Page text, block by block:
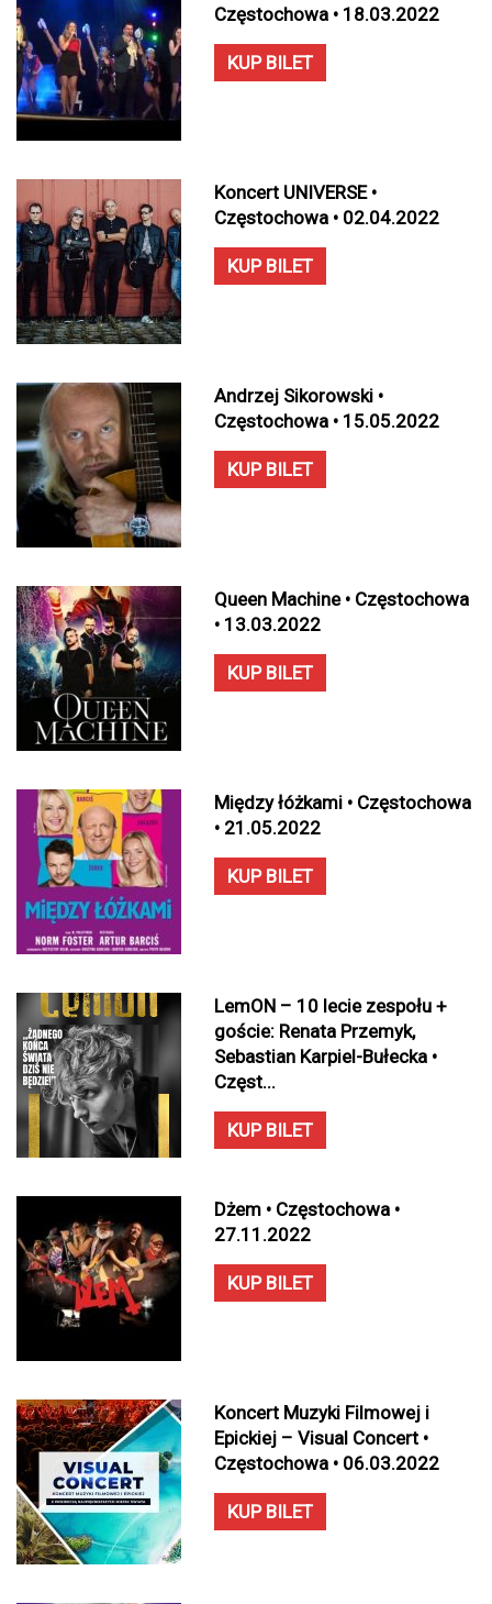
Częstochowa • 18.03.2022
KUP BILET
Koncert UNIVERSE •
Częstochowa • 02.04.2022
KUP BILET
Andrzej Sikorowski •
Częstochowa • 15.05.2022
KUP BILET
Queen Machine • Częstochowa
• 13.03.2022
KUP BILET
Między łóżkami • Częstochowa
• 21.05.2022
KUP BILET
LemON – 10 lecie zespołu +
goście: Renata Przemyk,
Sebastian Karpiel-Bułecka •
Częst...
KUP BILET
Dżem • Częstochowa •
27.11.2022
KUP BILET
Koncert Muzyki Filmowej i
Epickiej – Visual Concert •
Częstochowa • 06.03.2022
KUP BILET